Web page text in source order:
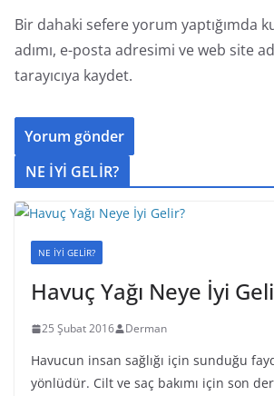
Bir dahaki sefere yorum yaptığımda
adımı, e-posta adresimi ve web site
tarayıcıya kaydet.
NE İYİ GELİR?
NE İYİ GELİR?
Havuç Yağı Neye İyi
25 Şubat 2016 Derman
Havucun insan sağlığı için sunduğu
yönlüdür. Cilt ve saç bakımı için son